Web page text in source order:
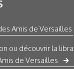
Amis de Versailles
ou découvrir la
de Versailles